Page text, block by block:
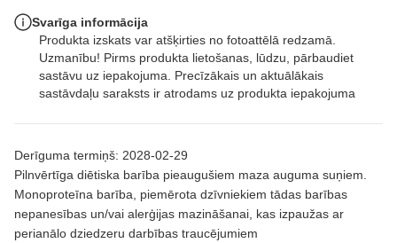
Derīguma termiņš: 2028-02-29
Pilnvērtīga diētiska barība pieaugušiem maza auguma suņiem.
Monoproteīna barība, piemērota dzīvniekiem tādas barības
nepanesības un/vai alerģijas mazināšanai, kas izpaužas ar
perianālo dziedzeru darbības traucējumiem
Svarīga informācija
Produkta izskats var atšķirties no fotoattēlā redzamā.
Uzmanību! Pirms produkta lietošanas, lūdzu, pārbaudiet
sastāvu uz iepakojuma. Precīzākais un aktuālākais
sastāvdaļu saraksts ir atrodams uz produkta iepakojuma